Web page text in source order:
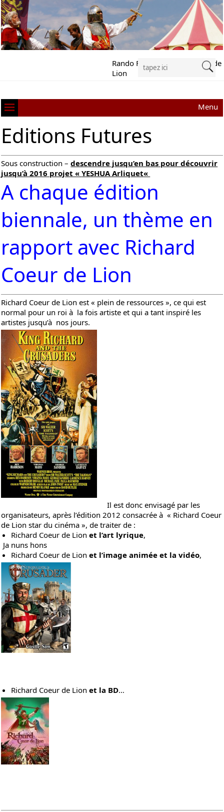
Rando Festival Richard Cœur de
Lion
Menu
Editions Futures
Sous construction –descendre jusqu’en bas pour découvrir
jusqu’à 2016 projet «YESHUA Arliquet«
A chaque édition
biennale, un thème en
rapport avec Richard
Coeur de Lion
Richard Coeur de Lion est « plein de ressources », ce qui est
normal pour un roi à la fois artiste et qui a tant inspiré les
artistes jusqu’à nos jours.
Il est donc envisagé par les
organisateurs, après l’édition 2012consacrée à « Richard Coeur
de Lion star du cinéma », de traiter de :
Richard Coeur de Lionet l’art lyrique,
Ja nuns hons
Richard Coeur de Lionet l’image animée et la vidéo,
Richard Coeur de Lionet la BD…